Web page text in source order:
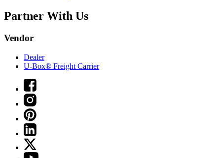
Partner With Us
Vendor
Dealer
U-Box® Freight Carrier